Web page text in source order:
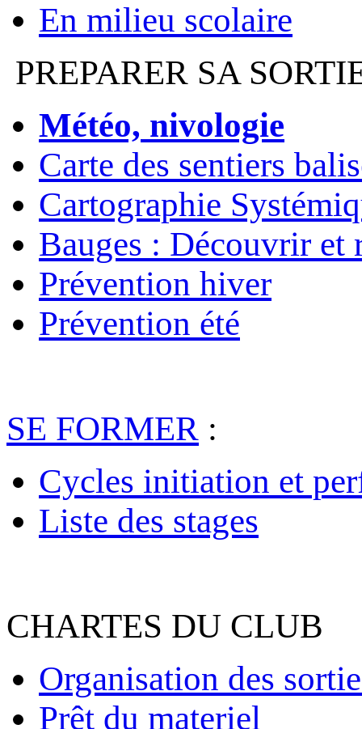
En milieu scolaire
PREPARER SA
Météo, nivologie
Carte des sentiers
Cartographie
Bauges : Découvrir et
Prévention hiver
Prévention été
SE FORMER :
Cycles initiation et
Liste des stages
CHARTES DU CLUB
Organisation des
Prêt du materiel